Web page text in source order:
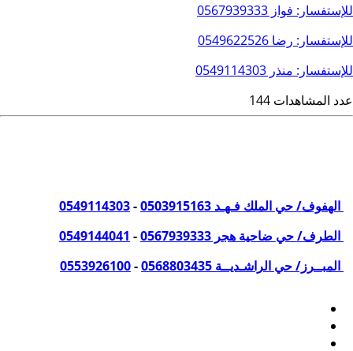
للإستفسار: فواز 0567939333
للإستفسار: رضا 0549622526
للإستفسار: منذر 0549114303
عدد المشاهدات 144
الهفوف/ حي الملك فـهـد 0503915163
-
0549114303
الطرف/ حي ضاحية هجر 0567939333
-
0549144041
المبــرز/ حي الراشـديــة 0568803435
-
0553926100